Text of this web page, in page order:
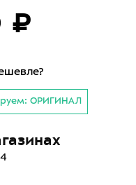
₽
ОРИГИНАЛ